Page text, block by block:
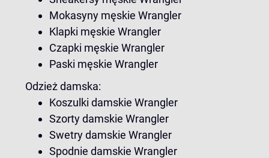
Mokasyny męskie Wrangler
Klapki męskie Wrangler
Czapki męskie Wrangler
Paski męskie Wrangler
Odzież damska:
Koszulki damskie Wrangler
Szorty damskie Wrangler
Swetry damskie Wrangler
Spodnie damskie Wrangler